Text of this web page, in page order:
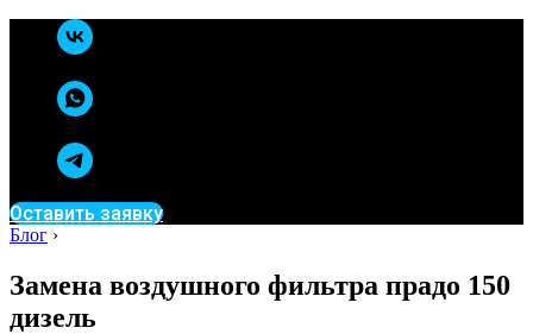
Оставить заявку
Блог ›
Замена воздушного фильтра прадо 150
дизель